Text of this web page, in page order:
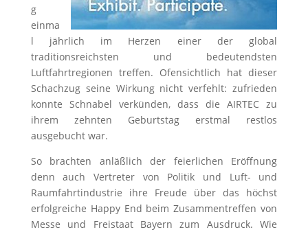
g
einma
l jährlich im Herzen einer der global
traditionsreichsten und bedeutendsten
Luftfahrtregionen treffen. Ofensichtlich hat dieser
Schachzug seine Wirkung nicht verfehlt: zufrieden
konnte Schnabel verkünden, dass die AIRTEC zu
ihrem zehnten Geburtstag erstmal restlos
ausgebucht war.
So brachten anläßlich der feierlichen Eröffnung
denn auch Vertreter von Politik und Luft- und
Raumfahrtindustrie ihre Freude über das höchst
erfolgreiche Happy End beim Zusammentreffen von
Messe und Freistaat Bayern zum Ausdruck. Wie